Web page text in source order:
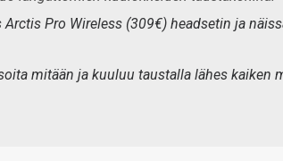
Pro Wireless (309€) headsetin ja
mitään ja kuuluu taustalla lähes kaiken